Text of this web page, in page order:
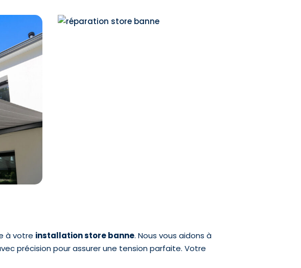
à votre installation store banne. Nous vous aidons à
précision pour assurer une tension parfaite. Votre